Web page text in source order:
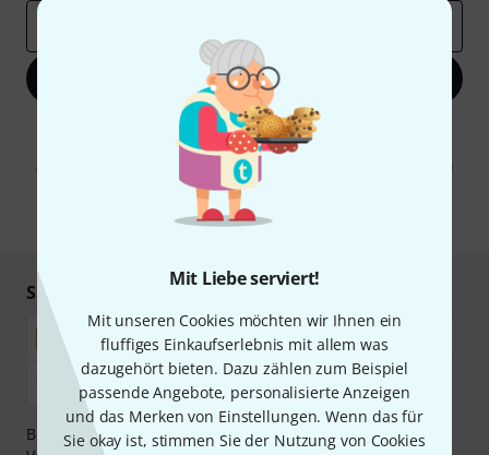
Mit Liebe serviert!
Mit unseren Cookies möchten wir Ihnen ein
fluffiges Einkaufserlebnis mit allem was
dazugehört bieten. Dazu zählen zum Beispiel
passende Angebote, personalisierte Anzeigen
und das Merken von Einstellungen. Wenn das für
Sie okay ist, stimmen Sie der Nutzung von Cookies
Jetzt anmelden
Mit Klick auf „Jetzt anmelden“ stimmen Sie dem Erhalt von E-Mail-
Werbung und einer Messung des E-Mail-Nutzungsverhaltens zu. Die
Abmeldung ist jederzeit möglich. Weitere Informationen finden Sie in
unseren
Datenschutzhinweisen
* Pflichtfeld
Sicher einkaufen & bezahlen
Bezahlen Sie vertraulich und sicher per Nachnahme,